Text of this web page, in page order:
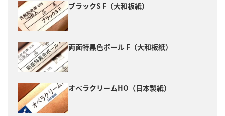
ブラックS F（大和板紙）
両面特黒色ボール F（大和板紙）
オペラクリームHO（日本製紙）